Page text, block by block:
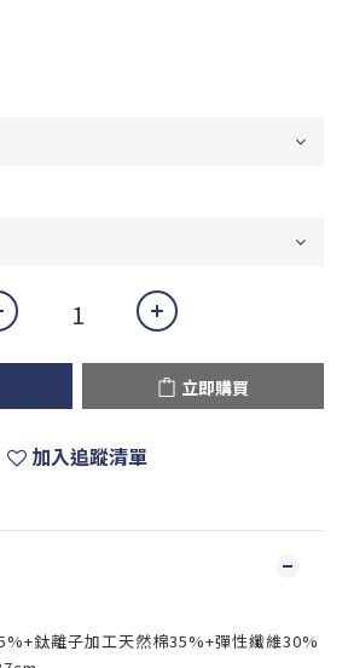
立即購買
加入追蹤清單
鈦離子加工天然棉35%+彈性纖維30%